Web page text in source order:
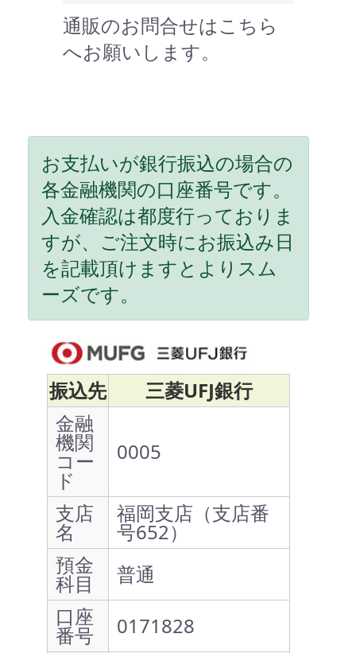
通販のお問合せはこちら
へお願いします。
お支払いが銀行振込の場合の
各金融機関の口座番号です。
入金確認は都度行っておりま
すが、ご注文時にお振込み日
を記載頂けますとよりスム
ーズです。
振込先
三菱UFJ銀行
金融
機関
コー
ド
0005
支店
名
福岡支店（支店番
号652）
預金
科目
普通
口座
番号
0171828